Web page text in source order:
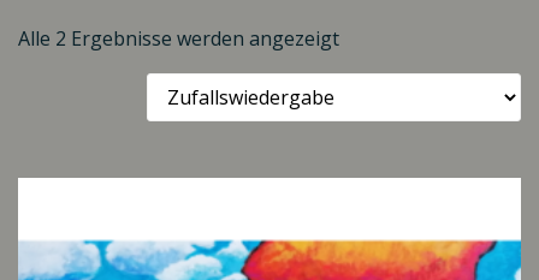
Alle 2 Ergebnisse werden angezeigt